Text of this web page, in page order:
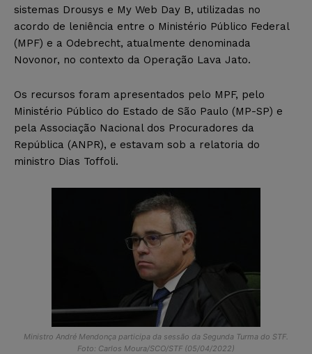
sistemas Drousys e My Web Day B, utilizadas no
acordo de leniência entre o Ministério Público Federal
(MPF) e a Odebrecht, atualmente denominada
Novonor, no contexto da Operação Lava Jato.
Os recursos foram apresentados pelo MPF, pelo
Ministério Público do Estado de São Paulo (MP-SP) e
pela Associação Nacional dos Procuradores da
República (ANPR), e estavam sob a relatoria do
ministro Dias Toffoli.
Ministro André Mendonça participa da sessão da Segunda Turma do STF.
Foto: Carlos Moura/SCO/STF (05/04/2022)